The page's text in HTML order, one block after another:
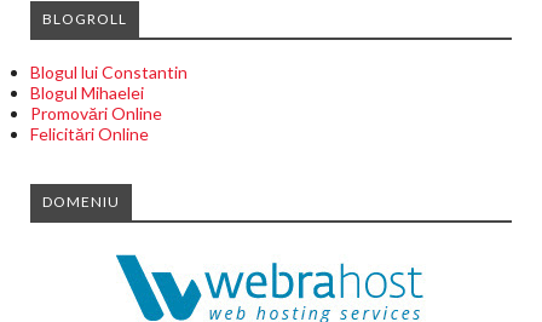
BLOGROLL
Blogul lui Constantin
Blogul Mihaelei
Promovări Online
Felicitări Online
DOMENIU